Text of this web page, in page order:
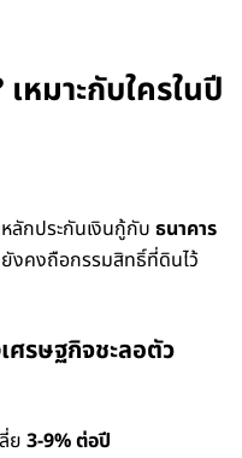
หมาะกับใครในปี
ลักประกันเงินกู้กับ ธนาคาร
งคงถือกรรมสิทธิ์ที่ดินไว้
ศรษฐกิจชะลอตัว
ย 3-9% ต่อปี